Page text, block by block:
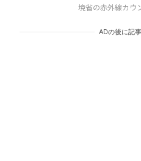
境省の赤外線カウ
ADの後に記